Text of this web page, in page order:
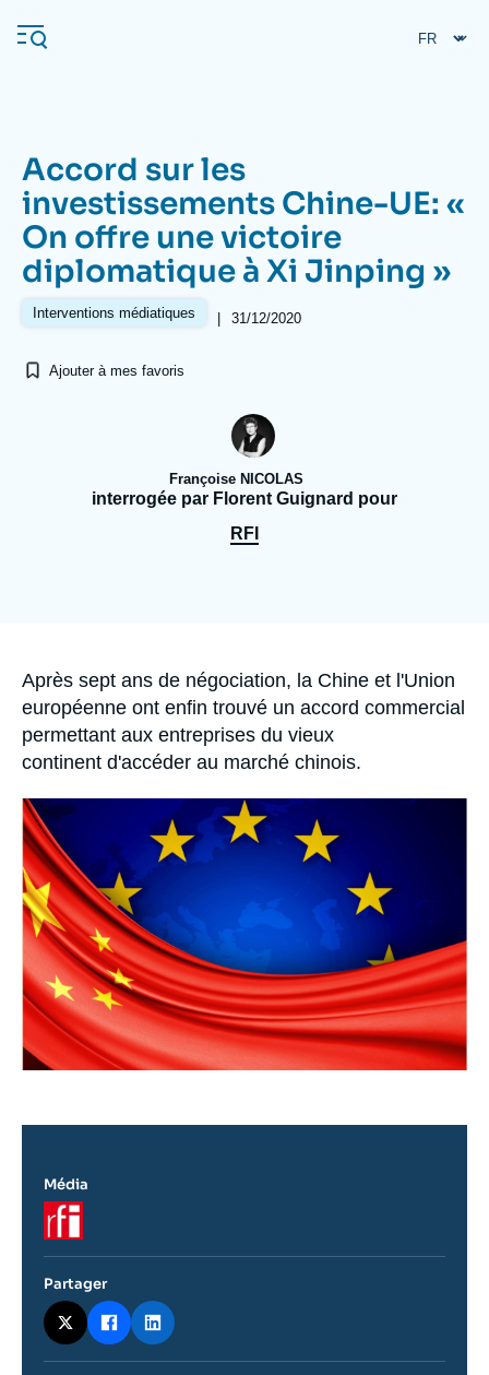
au
contenu
Navigation
principale
L'Ifri
Analyses
Se connecter
Accord sur les
investissements Chine-UE: «
On offre une victoire
diplomatique à Xi Jinping »
Interventions médiatiques | 31/12/2020
Ajouter à mes favoris
Françoise NICOLAS
interrogée par Florent Guignard pour
RFI
Accroche
Après sept ans de négociation, la Chine et l'Union
européenne ont enfin trouvé un accord commercial
permettant aux entreprises du vieux
continent d'accéder au marché chinois.
Image
principale
médiatique
Média
Logo
Partager